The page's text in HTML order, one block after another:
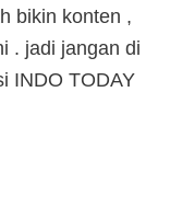
bikin konten ,
. jadi jangan di
INDO TODAY